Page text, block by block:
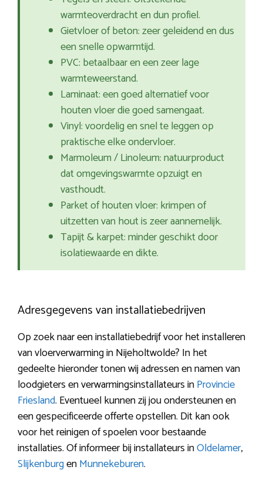
warmteoverdracht en dun profiel.
Gietvloer of beton: zeer geleidend en dus
een snelle opwarmtijd.
PVC: betaalbaar en een zeer lage
warmteweerstand.
Laminaat: een goed alternatief voor
houten vloer die goed samengaat.
Vinyl: voordelig en snel te leggen op
praktische elke ondervloer.
Marmoleum / Linoleum: natuurproduct
dat omgevingswarmte opzuigt en
vasthoudt.
Parket of houten vloer: krimpen of
uitzetten van hout is zeer aannemelijk.
Tapijt & karpet: minder geschikt door
isolatiewaarde en dikte.
Adresgegevens van installatiebedrijven
Op zoek naar een installatiebedrijf voor het installeren
van vloerverwarming in Nijeholtwolde? In het
gedeelte hieronder tonen wij adressen en namen van
loodgieters en verwarmingsinstallateurs inProvincie
Friesland. Eventueel kunnen zij jou ondersteunen en
een gespecificeerde offerte opstellen. Dit kan ook
voor het reinigen of spoelen voor bestaande
installaties. Of informeer bij installateurs inOldelamer,
SlijkenburgenMunnekeburen.